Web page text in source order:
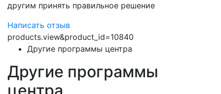
другим принять правильное решение
Написать отзыв
products.view&product_id=10840
Другие программы центра
Другие программы